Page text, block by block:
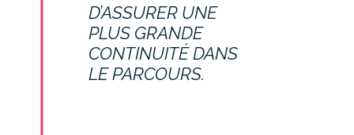
D’ASSURER UNE
PLUS GRANDE
CONTINUITÉ DANS
LE PARCOURS.